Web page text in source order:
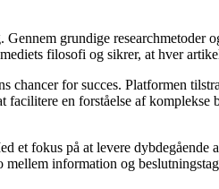
grundige researchmetoder
filosofi og sikrer, at hver
chancer for succes. Platformen
en forståelse af komplekse
fokus på at levere dybdegående
information og